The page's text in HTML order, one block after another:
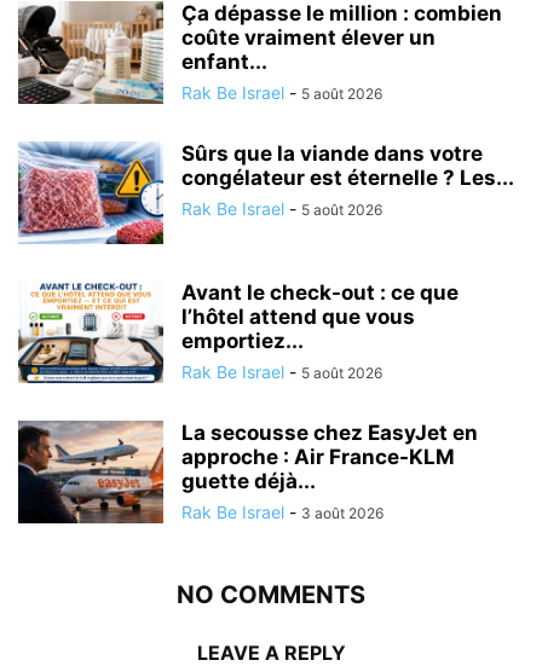
Ça dépasse le million : combien
coûte vraiment élever un
enfant...
Rak Be Israel - 5 août 2026
Sûrs que la viande dans votre
congélateur est éternelle ? Les...
Rak Be Israel - 5 août 2026
Avant le check-out : ce que
l’hôtel attend que vous
emportiez...
Rak Be Israel - 5 août 2026
La secousse chez EasyJet en
approche : Air France-KLM
guette déjà...
Rak Be Israel - 3 août 2026
NO COMMENTS
LEAVE A REPLY